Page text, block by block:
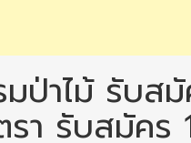
ป่าไม้ รับส
รา รับสมัคร